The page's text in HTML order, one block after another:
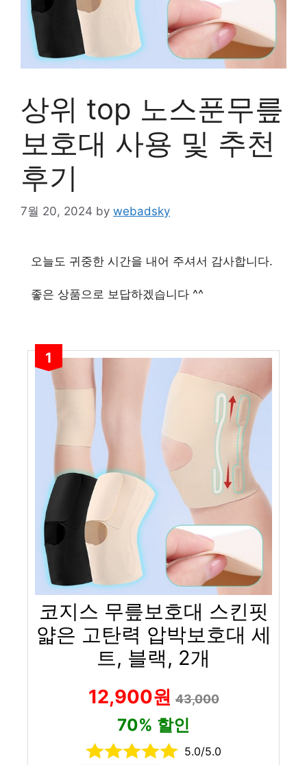
상위 top 노스푼무릎
보호대 사용 및 추천
후기
7월 20, 2024 by webadsky
오늘도 귀중한 시간을 내어 주셔서 감사합니다.
좋은 상품으로 보답하겠습니다 ^^
1
코지스 무릎보호대 스킨핏
얇은 고탄력 압박보호대 세
트, 블랙, 2개
12,900원43,000
70% 할인
5.0/5.0